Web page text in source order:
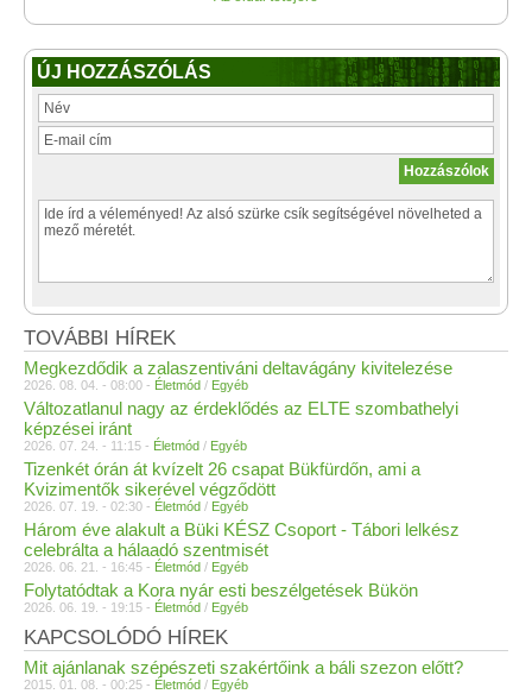
ÚJ HOZZÁSZÓLÁS
TOVÁBBI HÍREK
Megkezdődik a zalaszentiváni deltavágány kivitelezése
2026. 08. 04. - 08:00 - Életmód / Egyéb
Változatlanul nagy az érdeklődés az ELTE szombathelyi
képzései iránt
2026. 07. 24. - 11:15 - Életmód / Egyéb
Tizenkét órán át kvízelt 26 csapat Bükfürdőn, ami a
Kvizimentők sikerével végződött
2026. 07. 19. - 02:30 - Életmód / Egyéb
Három éve alakult a Büki KÉSZ Csoport - Tábori lelkész
celebrálta a hálaadó szentmisét
2026. 06. 21. - 16:45 - Életmód / Egyéb
Folytatódtak a Kora nyár esti beszélgetések Bükön
2026. 06. 19. - 19:15 - Életmód / Egyéb
KAPCSOLÓDÓ HÍREK
Mit ajánlanak szépészeti szakértőink a báli szezon előtt?
2015. 01. 08. - 00:25 - Életmód / Egyéb